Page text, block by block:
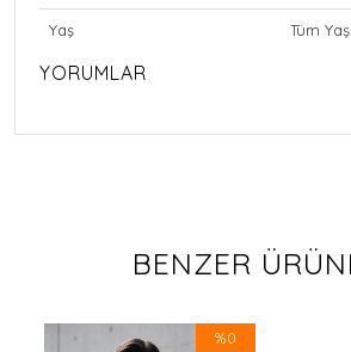
Yaş Tüm
YORUMLAR
BENZER
%0